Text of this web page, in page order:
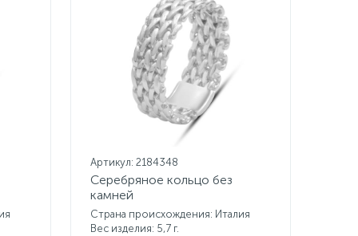
Артикул: 2184348
Серебряное кольцо без
камней
Страна происхождения: Италия
Вес изделия: 5,7 г.